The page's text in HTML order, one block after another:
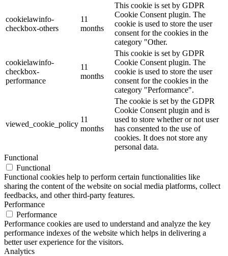
cookielawinfo-
checkbox-others
11
months
This cookie is set by GDPR
Cookie Consent plugin. The
cookie is used to store the user
consent for the cookies in the
category "Other.
cookielawinfo-
checkbox-
performance
11
months
This cookie is set by GDPR
Cookie Consent plugin. The
cookie is used to store the user
consent for the cookies in the
category "Performance".
viewed_cookie_policy
11
months
The cookie is set by the GDPR
Cookie Consent plugin and is
used to store whether or not user
has consented to the use of
cookies. It does not store any
personal data.
Functional
Functional
Functional cookies help to perform certain functionalities like
sharing the content of the website on social media platforms, collect
feedbacks, and other third-party features.
Performance
Performance
Performance cookies are used to understand and analyze the key
performance indexes of the website which helps in delivering a
better user experience for the visitors.
Analytics